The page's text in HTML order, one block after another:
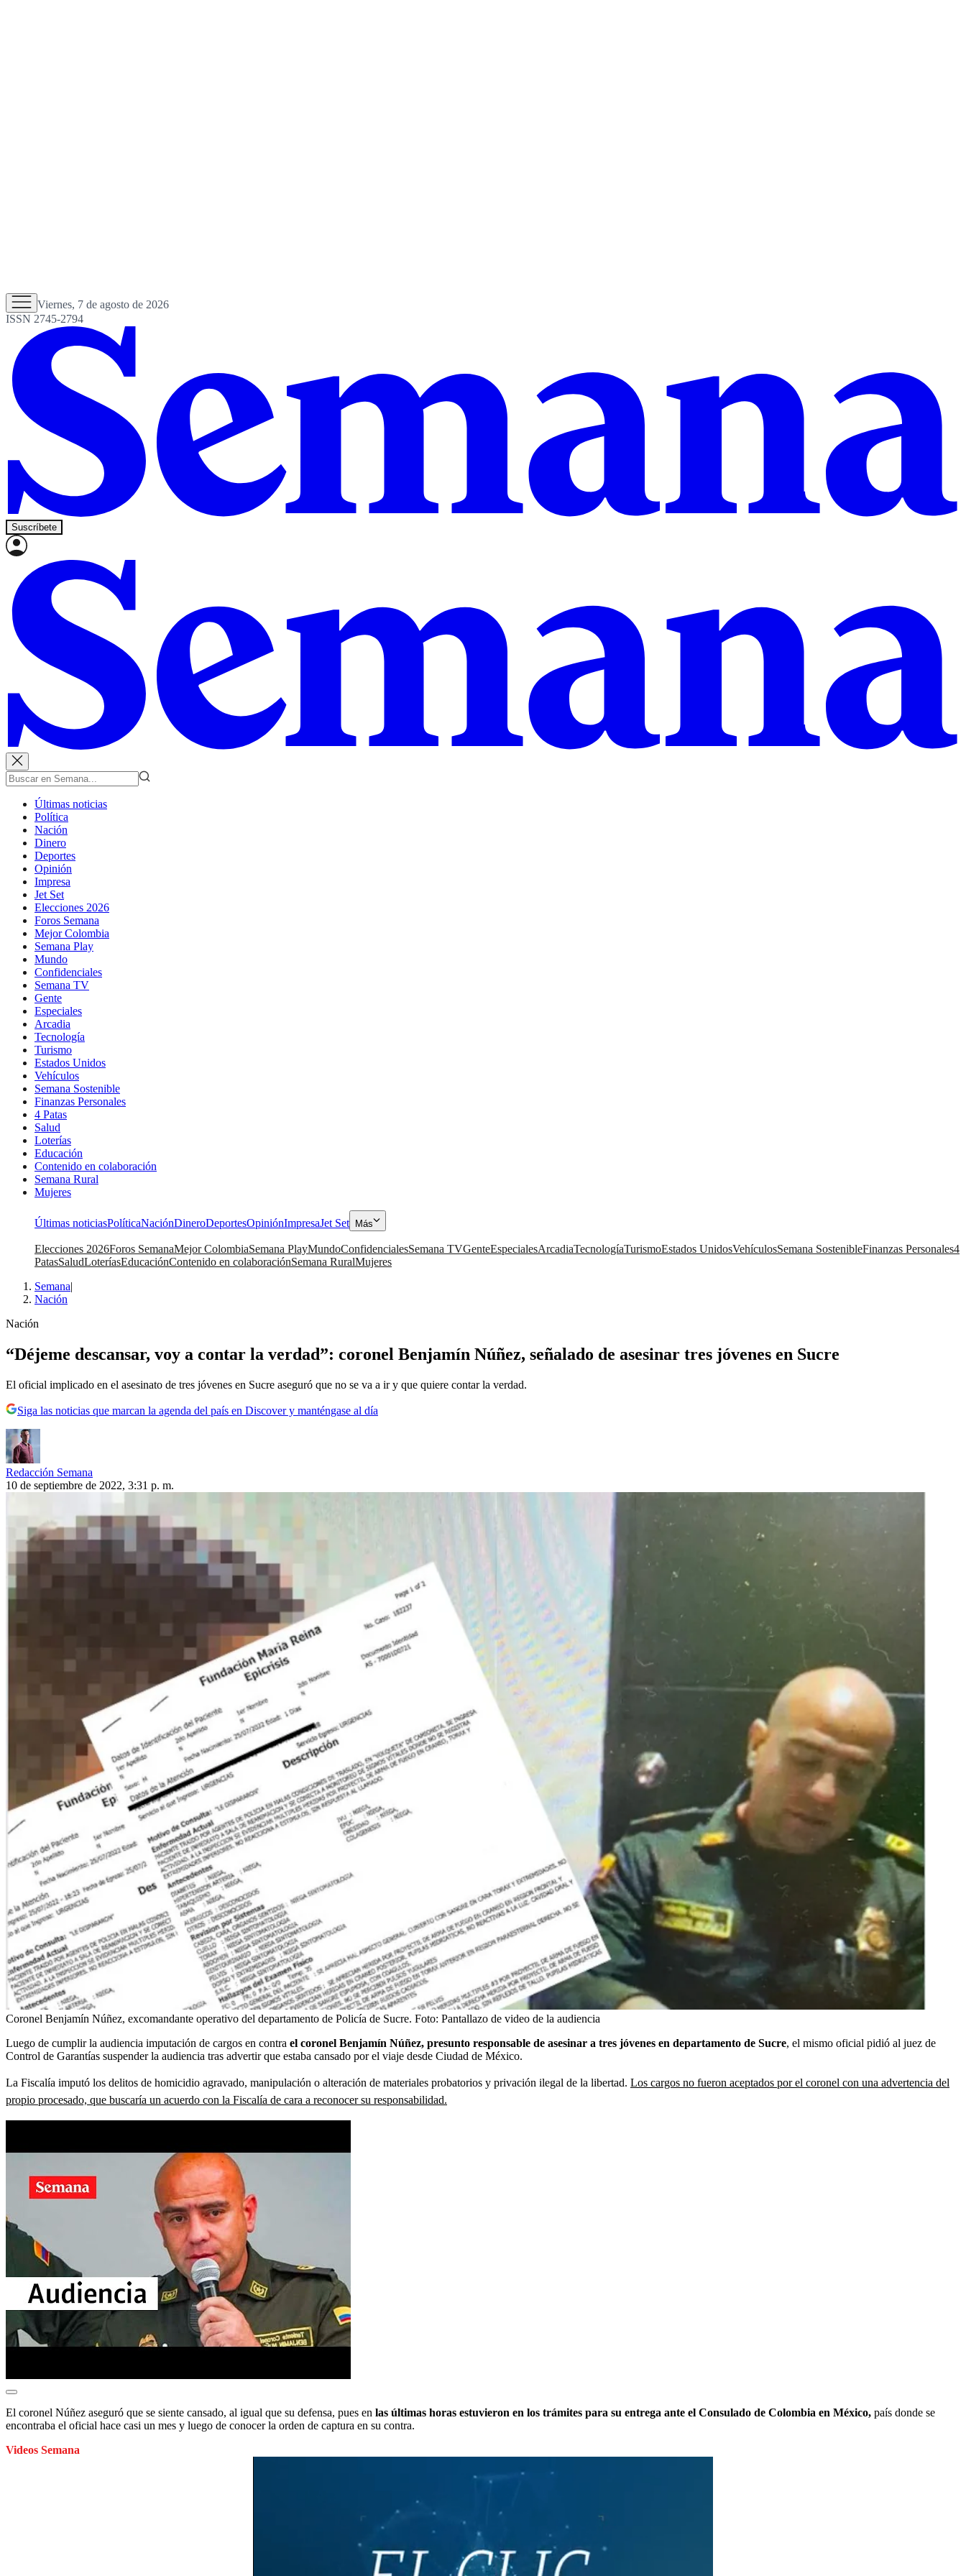
Viernes, 7 de agosto de 2026
ISSN 2745-2794
Suscríbete
Últimas noticias
Política
Nación
Dinero
Deportes
Opinión
Impresa
Jet Set
Elecciones 2026
Foros Semana
Mejor Colombia
Semana Play
Mundo
Confidenciales
Semana TV
Gente
Especiales
Arcadia
Tecnología
Turismo
Estados Unidos
Vehículos
Semana Sostenible
Finanzas Personales
4 Patas
Salud
Loterías
Educación
Contenido en colaboración
Semana Rural
Mujeres
Últimas noticiasPolíticaNaciónDineroDeportesOpiniónImpresaJet Set Más
Elecciones 2026Foros SemanaMejor ColombiaSemana PlayMundoConfidencialesSemana TVGenteEspecialesArcadiaTecnologíaTurismoEstados UnidosVehículosSemana SostenibleFinanzas Personales4
PatasSaludLoteríasEducaciónContenido en colaboraciónSemana RuralMujeres
Semana|
Nación
Nación
“Déjeme descansar, voy a contar la verdad”: coronel Benjamín Núñez, señalado de asesinar tres jóvenes en Sucre
El oficial implicado en el asesinato de tres jóvenes en Sucre aseguró que no se va a ir y que quiere contar la verdad.
Siga las noticias que marcan la agenda del país en Discover y manténgase al día
Redacción Semana
10 de septiembre de 2022, 3:31 p. m.
Coronel Benjamín Núñez, excomandante operativo del departamento de Policía de Sucre. Foto: Pantallazo de video de la audiencia
Luego de cumplir la audiencia imputación de cargos en contra el coronel Benjamín Núñez, presunto responsable de asesinar a tres jóvenes en departamento de Sucre, el mismo oficial pidió al juez de
Control de Garantías suspender la audiencia tras advertir que estaba cansado por el viaje desde Ciudad de México.
La Fiscalía imputó los delitos de homicidio agravado, manipulación o alteración de materiales probatorios y privación ilegal de la libertad. Los cargos no fueron aceptados por el coronel con una advertencia del
propio procesado, que buscaría un acuerdo con la Fiscalía de cara a reconocer su responsabilidad.
El coronel Núñez aseguró que se siente cansado, al igual que su defensa, pues en las últimas horas estuvieron en los trámites para su entrega ante el Consulado de Colombia en México, país donde se
encontraba el oficial hace casi un mes y luego de conocer la orden de captura en su contra.
Videos Semana